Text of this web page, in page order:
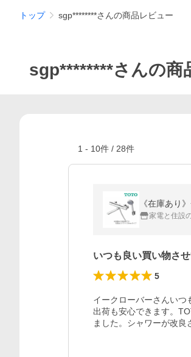
トップ sgp********さんの商品レビュー
sgp********さんの商
1 - 10件 / 28件
家電と住設
いつも良い買い物さ
5
イークローバーさんいつ
出荷も安心できます。